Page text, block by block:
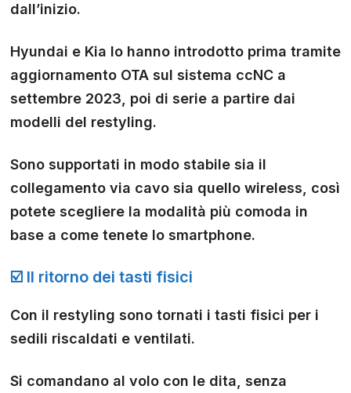
dall’inizio.
Hyundai e Kia lo hanno introdotto prima tramite
aggiornamento OTA sul sistema ccNC a
settembre 2023, poi di serie a partire dai
modelli del restyling.
Sono supportati in modo stabile sia il
collegamento via cavo sia quello wireless, così
potete scegliere la modalità più comoda in
base a come tenete lo smartphone.
☑️ Il ritorno dei tasti fisici
Con il restyling sono tornati i tasti fisici per i
sedili riscaldati e ventilati.
Si comandano al volo con le dita, senza